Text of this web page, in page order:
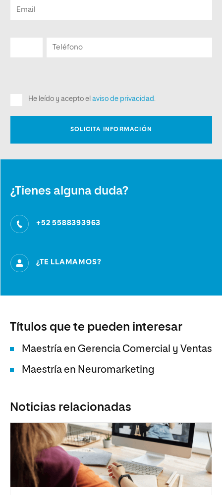
¿Tienes alguna duda?
+52 5588393963
¿TE LLAMAMOS?
Títulos que te pueden interesar
Maestría en Gerencia Comercial y Ventas
Maestría en Neuromarketing
Noticias relacionadas